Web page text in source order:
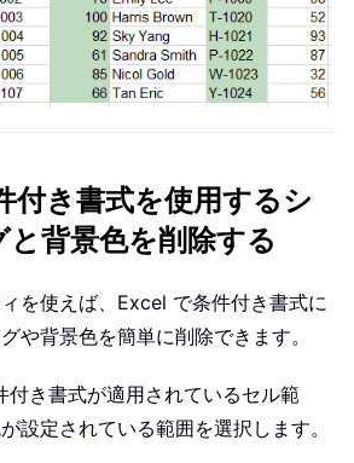
付き書式を使用するシ
背景色を削除する
を使えば、Excel で条件付き書式に
や背景色を簡単に削除できます。
付き書式が適用されているセル範
設定されている範囲を選択します。